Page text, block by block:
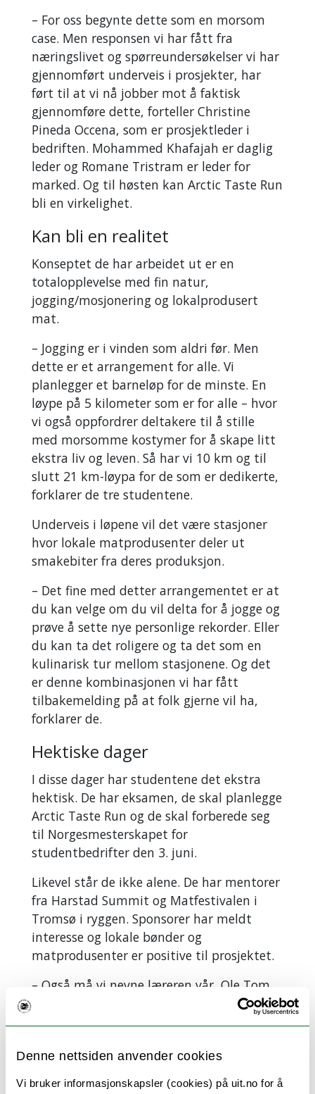
Denne nettsiden anvender cookies
Vi bruker informasjonskapsler (cookies) på uit.no for å
– For oss begynte dette som en morsom
case. Men responsen vi har fått fra
næringslivet og spørreundersøkelser vi har
gjennomført underveis i prosjekter, har
ført til at vi nå jobber mot å faktisk
gjennomføre dette, forteller Christine
Pineda Occena, som er prosjektleder i
bedriften. Mohammed Khafajah er daglig
leder og Romane Tristram er leder for
marked. Og til høsten kan Arctic Taste Run
bli en virkelighet.
Kan bli en realitet
Konseptet de har arbeidet ut er en
totalopplevelse med fin natur,
jogging/mosjonering og lokalprodusert
mat.
– Jogging er i vinden som aldri før. Men
dette er et arrangement for alle. Vi
planlegger et barneløp for de minste. En
løype på 5 kilometer som er for alle – hvor
vi også oppfordrer deltakere til å stille
med morsomme kostymer for å skape litt
ekstra liv og leven. Så har vi 10 km og til
slutt 21 km-løypa for de som er dedikerte,
forklarer de tre studentene.
Underveis i løpene vil det være stasjoner
hvor lokale matprodusenter deler ut
smakebiter fra deres produksjon.
– Det fine med detter arrangementet er at
du kan velge om du vil delta for å jogge og
prøve å sette nye personlige rekorder. Eller
du kan ta det roligere og ta det som en
kulinarisk tur mellom stasjonene. Og det
er denne kombinasjonen vi har fått
tilbakemelding på at folk gjerne vil ha,
forklarer de.
Hektiske dager
I disse dager har studentene det ekstra
hektisk. De har eksamen, de skal planlegge
Arctic Taste Run og de skal forberede seg
til Norgesmesterskapet for
studentbedrifter den 3. juni.
Likevel står de ikke alene. De har mentorer
fra Harstad Summit og Matfestivalen i
Tromsø i ryggen. Sponsorer har meldt
interesse og lokale bønder og
matprodusenter er positive til prosjektet.
– Også må vi nevne læreren vår, Ole Tom
prosjektet vårt at han oppfordret oss til å
begynte som gøy for oss, har plutselig blitt
veldig virkelig, sier de tre.